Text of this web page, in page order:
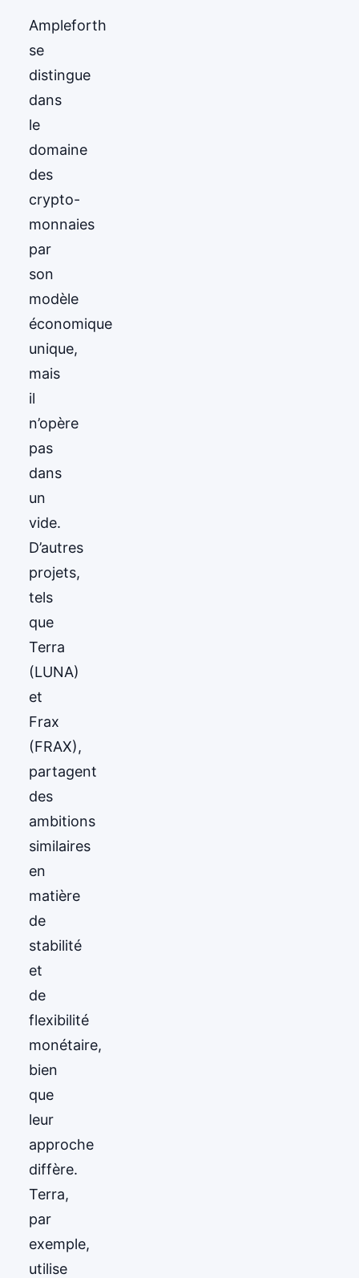
Ampleforth
se
distingue
dans
le
domaine
des
crypto-
monnaies
par
son
modèle
économique
unique,
mais
il
n’opère
pas
dans
un
vide.
D’autres
projets,
tels
que
Terra
(LUNA)
et
Frax
(FRAX),
partagent
des
ambitions
similaires
en
matière
de
stabilité
et
de
flexibilité
monétaire,
bien
que
leur
approche
diffère.
Terra,
par
exemple,
utilise